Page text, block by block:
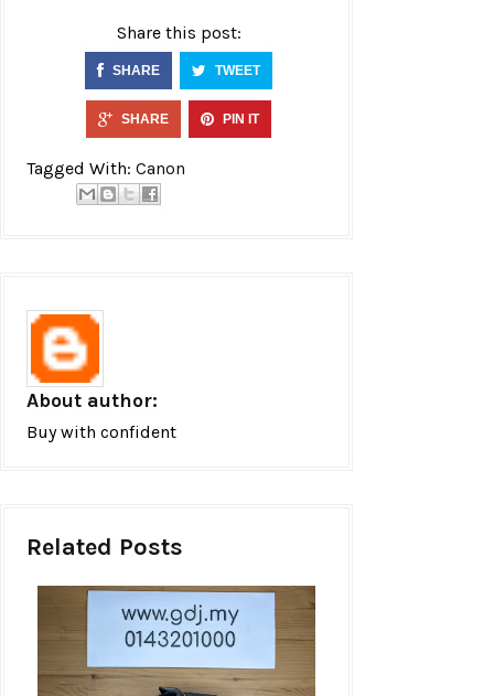
Share this post:
SHARE TWEET
SHARE PIN IT
Tagged With: Canon
About author:
Buy with confident
Related Posts